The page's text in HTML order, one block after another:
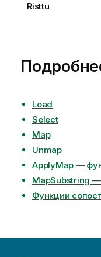
Risttu
Load
Select
Map
Unmap
ApplyMap —
MapSubstring
Функции